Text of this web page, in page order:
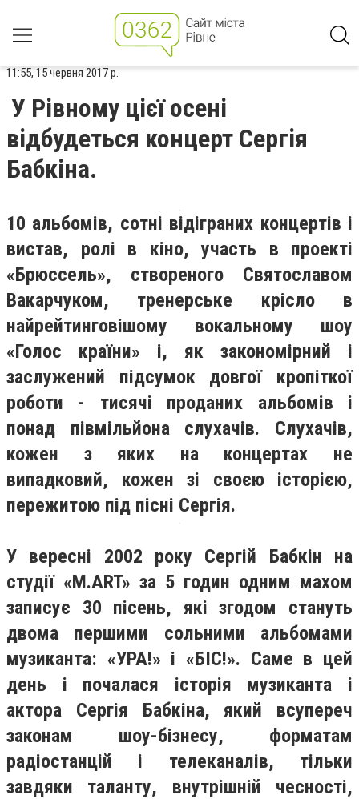
11:55, 15 червня 2017 р.
У Рівному цієї осені
відбудеться концерт Сергія
Бабкіна.
10 альбомів, сотні відіграних концертів і
вистав, ролі в кіно, участь в проекті
«Брюссель», створеного Святославом
Вакарчуком, тренерське крісло в
найрейтинговішому вокальному шоу
«Голос країни» і, як закономірний і
заслужений підсумок довгої кропіткої
роботи - тисячі проданих альбомів і
понад півмільйона слухачів. Слухачів,
кожен з яких на концертах не
випадковий, кожен зі своєю історією,
пережитою під пісні Сергія.
У вересні 2002 року Сергій Бабкін на
студії «М.ART» за 5 годин одним махом
записує 30 пісень, які згодом стануть
двома першими сольними альбомами
музиканта: «УРА!» і «БІС!». Саме в цей
день і почалася історія музиканта і
актора Сергія Бабкіна, який всупереч
законам шоу-бізнесу, форматам
радіостанцій і телеканалів, тільки
завдяки таланту, внутрішній чесності,